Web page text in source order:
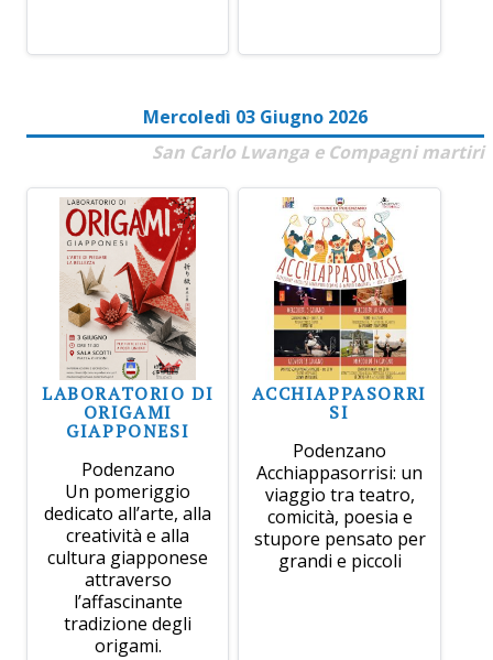
Mercoledì 03 Giugno 2026
San Carlo Lwanga e Compagni martiri
LABORATORIO DI
ORIGAMI
GIAPPONESI
Podenzano
Un pomeriggio
dedicato all’arte, alla
creatività e alla
cultura giapponese
attraverso
l’affascinante
tradizione degli
origami.
ACCHIAPPASORRI
SI
Podenzano
Acchiappasorrisi: un
viaggio tra teatro,
comicità, poesia e
stupore pensato per
grandi e piccoli